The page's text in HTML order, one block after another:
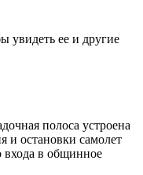
увидеть ее и другие
полоса устроена
и остановки самолет
входа в общинное